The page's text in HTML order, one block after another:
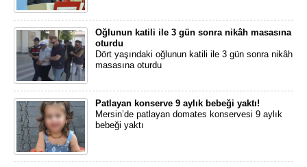
Oğlunun katili ile 3 gün sonra nikâh masasına
oturdu
Dört yaşındaki oğlunun katili ile 3 gün sonra nikâh
masasına oturdu
Patlayan konserve 9 aylık bebeği yaktı!
Mersin’de patlayan domates konservesi 9 aylık
bebeği yaktı